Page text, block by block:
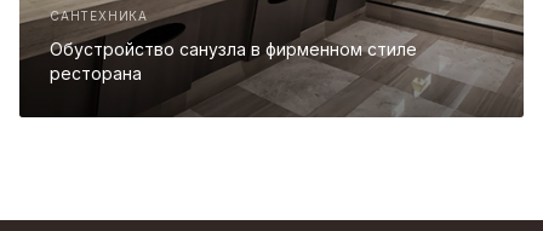
САНТЕХНИКА
Обустройство санузла в фирменном стиле
ресторана